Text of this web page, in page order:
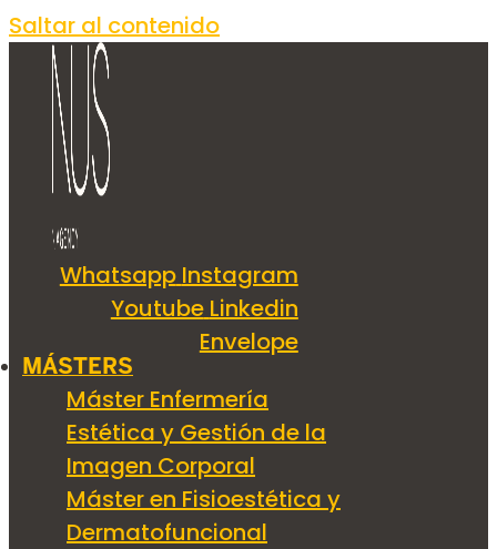
Saltar al contenido
Whatsapp Instagram
Youtube Linkedin
Envelope
MÁSTERS
Máster Enfermería
Estética y Gestión de la
Imagen Corporal
Máster en Fisioestética y
Dermatofuncional